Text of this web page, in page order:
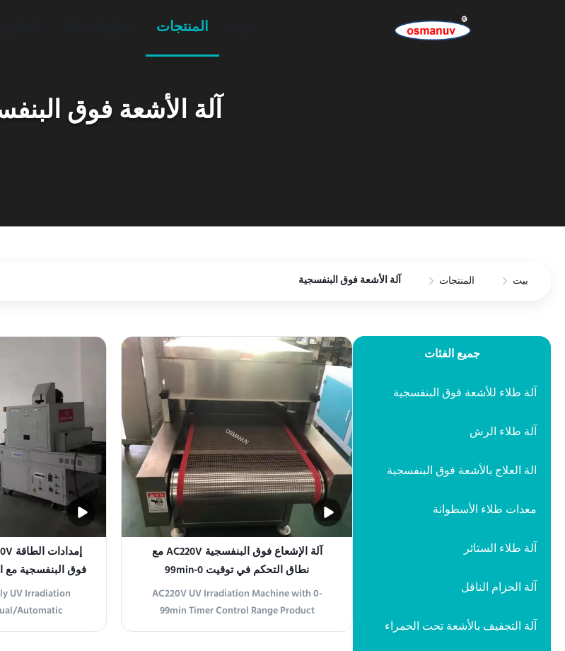
المنتجات
آلة الأشعة فوق
بيت المنتجات آلة الأشعة فوق البنفسجية
جميع الفئات
آلة طلاء للأشعة فوق البنفسجية
آلة طلاء الرش
الة العلاج بالأشعة فوق البنفسجية
معدات طلاء الأسطوانة
آلة طلاء الستائر
آلة الحزام الناقل
آلة التجفيف بالأشعة تحت الحمراء
آلة الإشعاع فوق البنفسجية AC220V مع
نطاق التحكم في توقيت 0-99min
AC220V UV Irradiation Machine with 0-
99min Timer Control Range Product
Overview The UV Irradiation Machine is a
فوق البنفسجية مع
UV Irradiation
Automatic
Overview The